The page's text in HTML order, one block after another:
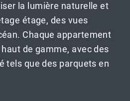
la lumière naturelle et
étage, des vues
Chaque appartement
de gamme, avec des
tels que des parquets en